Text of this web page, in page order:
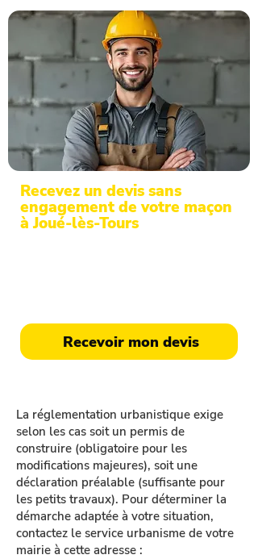
Recevez un devis sans
engagement de votre maçon
à Joué-lès-Tours
Recevoir mon devis
La réglementation urbanistique exige
selon les cas soit un permis de
construire (obligatoire pour les
modifications majeures), soit une
déclaration préalable (suffisante pour
les petits travaux). Pour déterminer la
démarche adaptée à votre situation,
contactez le service urbanisme de votre
mairie à cette adresse :